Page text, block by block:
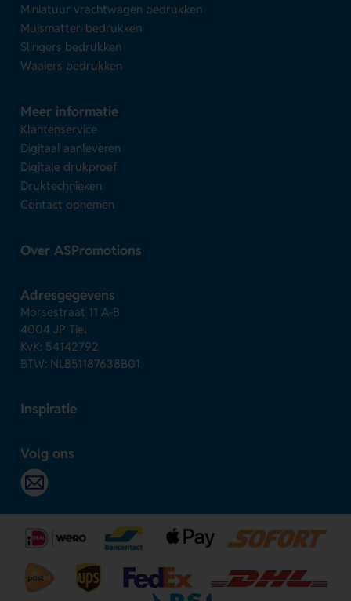
Miniatuur vrachtwagen bedrukken
Muismatten bedrukken
Slingers bedrukken
Waaiers bedrukken
Meer informatie
Klantenservice
Digitaal aanleveren
Digitale drukproef
Druktechnieken
Contact opnemen
Over ASPromotions
Adresgegevens
Morsestraat 11 A-B
4004 JP Tiel
KvK: 54142792
BTW: NL851187638B01
Inspiratie
Volg ons